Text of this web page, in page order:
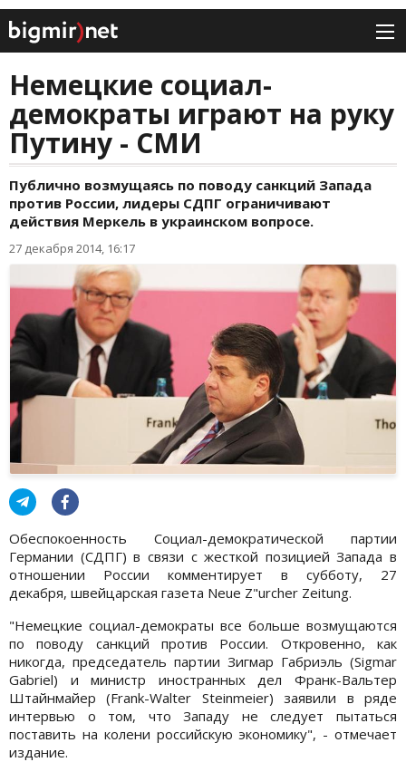
Немецкие социал-
демократы играют на руку
Путину - СМИ
Публично возмущаясь по поводу санкций Запада
против России, лидеры СДПГ ограничивают
действия Меркель в украинском вопросе.
27 декабря 2014, 16:17
Обеспокоенность Социал-демократической партии
Германии (СДПГ) в связи с жесткой позицией Запада в
отношении России комментирует в субботу, 27
декабря, швейцарская газета Neue Z"urcher Zeitung.
"Немецкие социал-демократы все больше возмущаются
по поводу санкций против России. Откровенно, как
никогда, председатель партии Зигмар Габриэль (Sigmar
Gabriel) и министр иностранных дел Франк-Вальтер
Штайнмайер (Frank-Walter Steinmeier) заявили в ряде
интервью о том, что Западу не следует пытаться
поставить на колени российскую экономику", - отмечает
издание.